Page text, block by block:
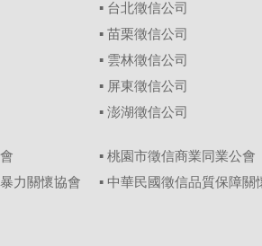
▪ 台北徵信公司
▪ 苗栗徵信公司
▪ 雲林徵信公司
▪ 屏東徵信公司
▪ 澎湖徵信公司
▪ 桃園市徵信商業同業公會
力關懷協會
▪ 中華民國徵信品質保障關